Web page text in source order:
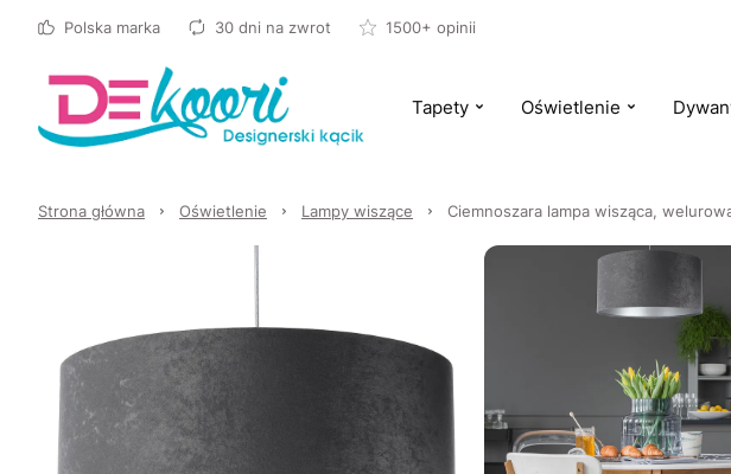
Polska marka 30 dni na zwrot 1500+ opinii
Tapety Oświetlenie
Strona główna Oświetlenie Lampy wiszące Ciemnoszara lampa wisząca,